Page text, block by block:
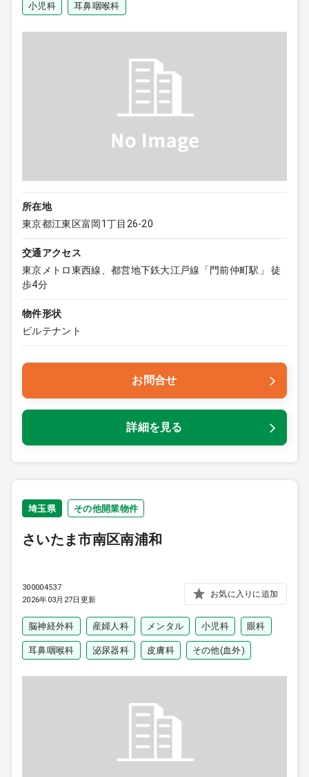
小児科 耳鼻咽喉科
所在地
東京都江東区富岡1丁目26-20
交通アクセス
東京メトロ東西線、都営地下鉄大江戸線「門前仲町駅」 徒
歩4分
物件形状
ビルテナント
お問合せ
詳細を見る
埼玉県 その他開業物件
さいたま市南区南浦和
300004537
2026年03月27日更新
お気に入りに追加
脳神経外科 産婦人科 メンタル 小児科 眼科
耳鼻咽喉科 泌尿器科 皮膚科 その他(血外)